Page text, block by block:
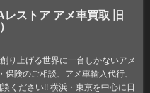
ストア アメ車買取 旧
り上げる世界に一台しかないアメ
険のご相談、アメ車輸入代行、
ください!! 横浜・東京を中心に日